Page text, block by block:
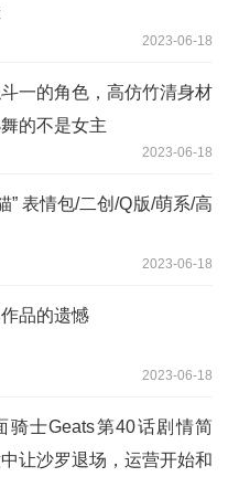
2023-06-18
一的角色，高仿竹清身材
的不是女主
2023-06-18
” 表情包/二创/Q版/萌系/高
2023-06-18
品的遗憾
2023-06-18
骑士Geats第40话剧情简
让沙罗退场，运营开始和